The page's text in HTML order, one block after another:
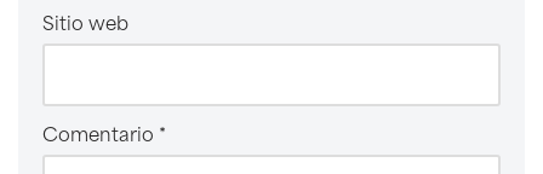
Sitio web
Comentario *